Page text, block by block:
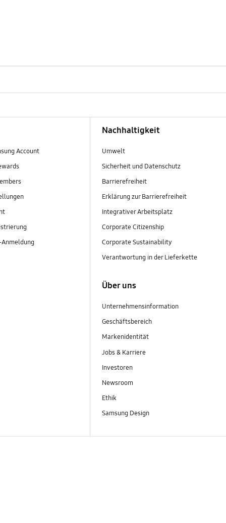
Account
Nachhaltigkeit
Umwelt
Sicherheit und Datenschutz
Barrierefreiheit
Erklärung zur Barrierefreiheit
Integrativer Arbeitsplatz
Corporate Citizenship
Corporate Sustainability
Verantwortung in der Lieferkette
Über uns
Unternehmensinformation
Geschäftsbereich
Markenidentität
Jobs & Karriere
Investoren
Newsroom
Ethik
Samsung Design